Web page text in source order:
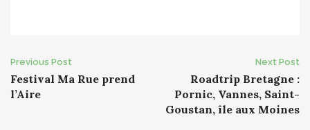
Post
navigation
Previous Post
Festival Ma Rue prend
l’Aire
Next Post
Roadtrip Bretagne :
Pornic, Vannes, Saint-
Goustan, île aux Moines